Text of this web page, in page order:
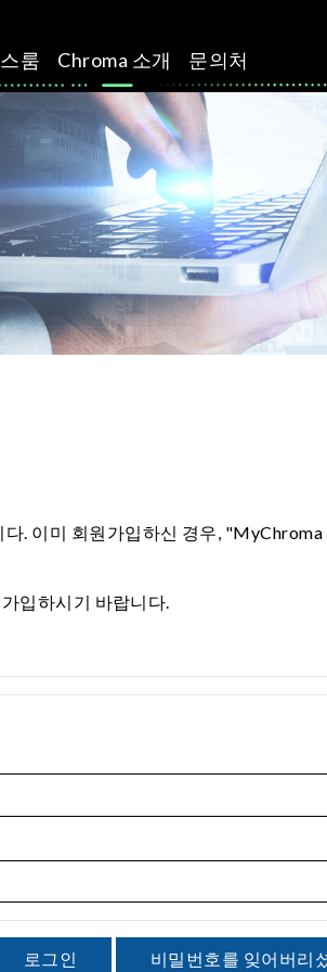
룸 Chroma 소개 문의처
. 이미 회원가입하신 경우,
입하시기 바랍니다.
로그인 비밀번호를 잊어버리